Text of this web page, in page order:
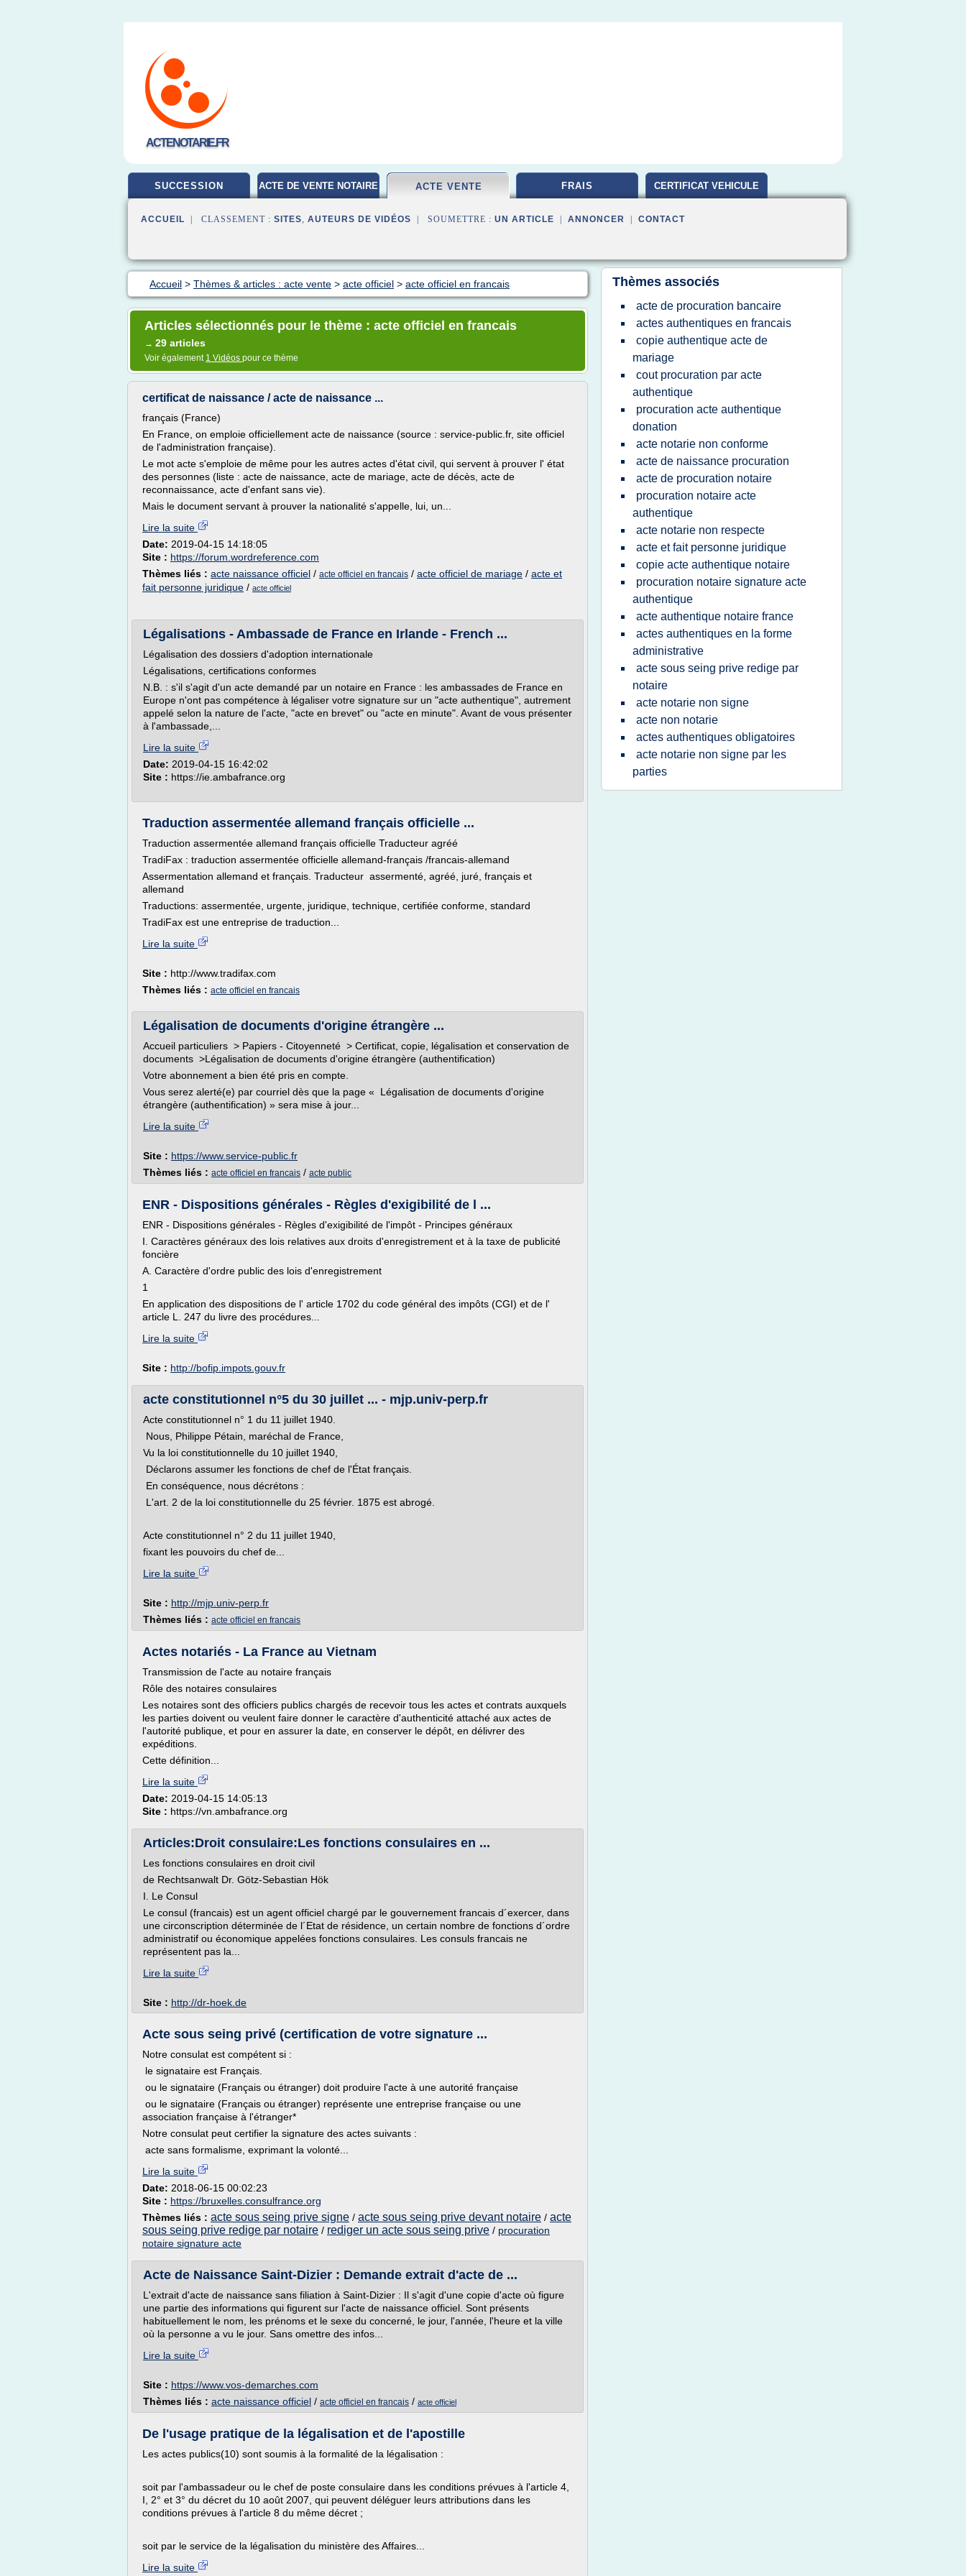
ACTENOTARIE.FR
SUCCESSION ACTE DE VENTE NOTAIRE ACTE VENTE FRAIS CERTIFICAT VEHICULE
ACCUEIL | CLASSEMENT : SITES, AUTEURS DE VIDÉOS | SOUMETTRE : UN ARTICLE ANNONCER CONTACT
Accueil > Thèmes & articles : acte vente > acte officiel > acte officiel en francais
Articles sélectionnés pour le thème : acte officiel en francais
→ 29 articles
Voir également 1 Vidéos pour ce thème
certificat de naissance / acte de naissance ...
français (France)
En France, on emploie officiellement acte de naissance (source : service-public.fr, site officiel
de l'administration française).
Le mot acte s'emploie de même pour les autres actes d'état civil, qui servent à prouver l' état
des personnes (liste : acte de naissance, acte de mariage, acte de décès, acte de
reconnaissance, acte d'enfant sans vie).
Mais le document servant à prouver la nationalité s'appelle, lui, un...
Lire la suite
Date: 2019-04-15 14:18:05
Site : https://forum.wordreference.com
Thèmes liés : acte naissance officiel / acte officiel en francais / acte officiel de mariage / acte et
fait personne juridique / acte officiel
Légalisations - Ambassade de France en Irlande - French ...
Légalisation des dossiers d'adoption internationale
Légalisations, certifications conformes
N.B. : s'il s'agit d'un acte demandé par un notaire en France : les ambassades de France en
Europe n'ont pas compétence à légaliser votre signature sur un "acte authentique", autrement
appelé selon la nature de l'acte, "acte en brevet" ou "acte en minute". Avant de vous présenter
à l'ambassade,...
Lire la suite
Date: 2019-04-15 16:42:02
Site : https://ie.ambafrance.org
Traduction assermentée allemand français officielle ...
Traduction assermentée allemand français officielle Traducteur agréé
TradiFax : traduction assermentée officielle allemand-français /francais-allemand
Assermentation allemand et français. Traducteur assermenté, agréé, juré, français et
allemand
Traductions: assermentée, urgente, juridique, technique, certifiée conforme, standard
TradiFax est une entreprise de traduction...
Lire la suite
Site : http://www.tradifax.com
Thèmes liés : acte officiel en francais
Légalisation de documents d'origine étrangère ...
Accueil particuliers > Papiers - Citoyenneté > Certificat, copie, légalisation et conservation de
documents >Légalisation de documents d'origine étrangère (authentification)
Votre abonnement a bien été pris en compte.
Vous serez alerté(e) par courriel dès que la page « Légalisation de documents d'origine
étrangère (authentification) » sera mise à jour...
Lire la suite
Site : https://www.service-public.fr
Thèmes liés : acte officiel en francais / acte public
ENR - Dispositions générales - Règles d'exigibilité de l ...
ENR - Dispositions générales - Règles d'exigibilité de l'impôt - Principes généraux
I. Caractères généraux des lois relatives aux droits d'enregistrement et à la taxe de publicité
foncière
A. Caractère d'ordre public des lois d'enregistrement
1
En application des dispositions de l' article 1702 du code général des impôts (CGI) et de l'
article L. 247 du livre des procédures...
Lire la suite
Site : http://bofip.impots.gouv.fr
acte constitutionnel n°5 du 30 juillet ... - mjp.univ-perp.fr
Acte constitutionnel n° 1 du 11 juillet 1940.
Nous, Philippe Pétain, maréchal de France,
Vu la loi constitutionnelle du 10 juillet 1940,
Déclarons assumer les fonctions de chef de l'État français.
En conséquence, nous décrétons :
L'art. 2 de la loi constitutionnelle du 25 février. 1875 est abrogé.
Acte constitutionnel n° 2 du 11 juillet 1940,
fixant les pouvoirs du chef de...
Lire la suite
Site : http://mjp.univ-perp.fr
Thèmes liés : acte officiel en francais
Actes notariés - La France au Vietnam
Transmission de l'acte au notaire français
Rôle des notaires consulaires
Les notaires sont des officiers publics chargés de recevoir tous les actes et contrats auxquels
les parties doivent ou veulent faire donner le caractère d'authenticité attaché aux actes de
l'autorité publique, et pour en assurer la date, en conserver le dépôt, en délivrer des
expéditions.
Cette définition...
Lire la suite
Date: 2019-04-15 14:05:13
Site : https://vn.ambafrance.org
Articles:Droit consulaire:Les fonctions consulaires en ...
Les fonctions consulaires en droit civil
de Rechtsanwalt Dr. Götz-Sebastian Hök
I. Le Consul
Le consul (francais) est un agent officiel chargé par le gouvernement francais d´exercer, dans
une circonscription déterminée de l´Etat de résidence, un certain nombre de fonctions d´ordre
administratif ou économique appelées fonctions consulaires. Les consuls francais ne
représentent pas la...
Lire la suite
Site : http://dr-hoek.de
Acte sous seing privé (certification de votre signature ...
Notre consulat est compétent si :
le signataire est Français.
ou le signataire (Français ou étranger) doit produire l'acte à une autorité française
ou le signataire (Français ou étranger) représente une entreprise française ou une
association française à l'étranger*
Notre consulat peut certifier la signature des actes suivants :
acte sans formalisme, exprimant la volonté...
Lire la suite
Date: 2018-06-15 00:02:23
Site : https://bruxelles.consulfrance.org
Thèmes liés : acte sous seing prive signe / acte sous seing prive devant notaire / acte
sous seing prive redige par notaire / rediger un acte sous seing prive / procuration
notaire signature acte
Acte de Naissance Saint-Dizier : Demande extrait d'acte de ...
L'extrait d'acte de naissance sans filiation à Saint-Dizier : Il s'agit d'une copie d'acte où figure
une partie des informations qui figurent sur l'acte de naissance officiel. Sont présents
habituellement le nom, les prénoms et le sexe du concerné, le jour, l'année, l'heure et la ville
où la personne a vu le jour. Sans omettre des infos...
Lire la suite
Site : https://www.vos-demarches.com
Thèmes liés : acte naissance officiel / acte officiel en francais / acte officiel
De l'usage pratique de la légalisation et de l'apostille
Les actes publics(10) sont soumis à la formalité de la légalisation :
soit par l'ambassadeur ou le chef de poste consulaire dans les conditions prévues à l'article 4,
I, 2° et 3° du décret du 10 août 2007, qui peuvent déléguer leurs attributions dans les
conditions prévues à l'article 8 du même décret ;
soit par le service de la légalisation du ministère des Affaires...
Lire la suite
Thèmes associés
acte de procuration bancaire
actes authentiques en francais
copie authentique acte de
mariage
cout procuration par acte
authentique
procuration acte authentique
donation
acte notarie non conforme
acte de naissance procuration
acte de procuration notaire
procuration notaire acte
authentique
acte notarie non respecte
acte et fait personne juridique
copie acte authentique notaire
procuration notaire signature acte
authentique
acte authentique notaire france
actes authentiques en la forme
administrative
acte sous seing prive redige par
notaire
acte notarie non signe
acte non notarie
actes authentiques obligatoires
acte notarie non signe par les
parties